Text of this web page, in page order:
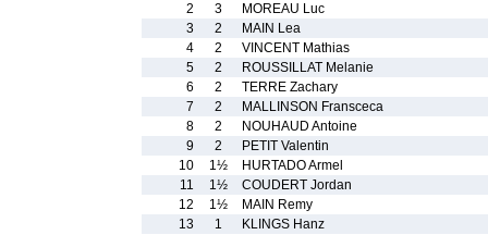
2
3
MOREAU Luc
3
2
MAIN Lea
4
2
VINCENT Mathias
5
2
ROUSSILLAT Melanie
6
2
TERRE Zachary
7
2
MALLINSON Fransceca
8
2
NOUHAUD Antoine
9
2
PETIT Valentin
10
1½
HURTADO Armel
11
1½
COUDERT Jordan
12
1½
MAIN Remy
13
1
KLINGS Hanz